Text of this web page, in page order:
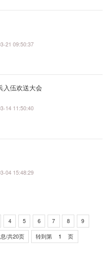
21 09:50:37
入伍欢送大会
14 11:50:40
04 15:48:29
4 5 6 7 8 9
/共20页 转到第 页